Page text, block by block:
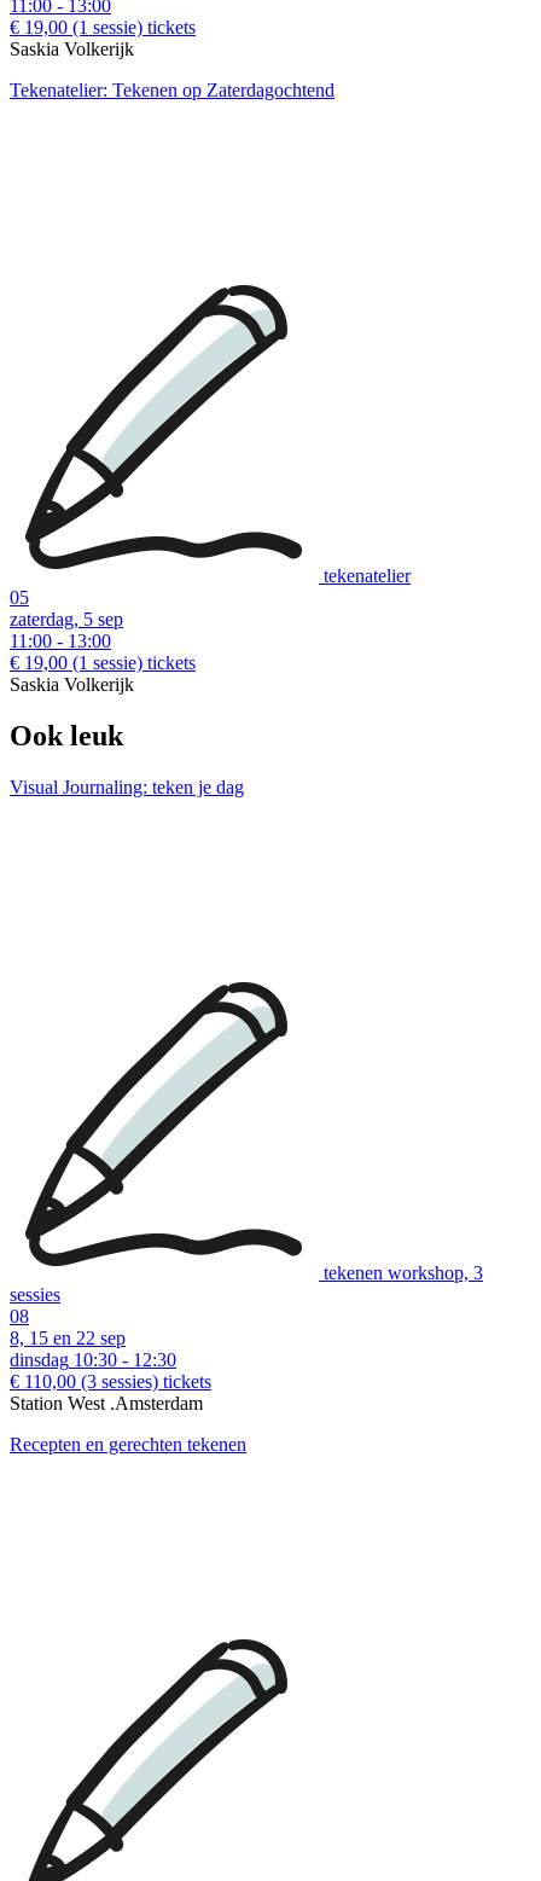
English print |Dutch print
Examples of creative workshops up to €110:
11:00 - 13:00
€ 19,00 (1 sessie) tickets
Saskia Volkerijk
Tekenatelier: Tekenen op Zaterdagochtend
tekenatelier
05
zaterdag, 5 sep
11:00 - 13:00
€ 19,00 (1 sessie) tickets
Saskia Volkerijk
Ook leuk
Visual Journaling: teken je dag
tekenen workshop, 3
sessies
08
8, 15 en 22 sep
dinsdag 10:30 - 12:30
€ 110,00 (3 sessies) tickets
Station West .Amsterdam
Recepten en gerechten tekenen